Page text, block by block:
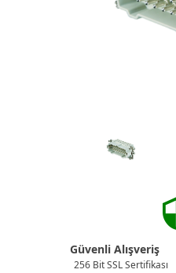
Güvenli Alışveriş
256 Bit SSL Sertifikası